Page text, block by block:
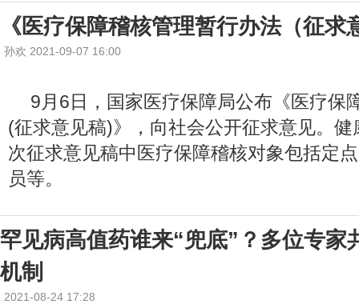
《医疗保障稽核管理暂行办法（征求
孙欢 2021-09-07 16:00
9月6日，国家医疗保障局公布《医疗保
(征求意见稿)》，向社会公开征求意见。
次征求意见稿中医疗保障稽核对象包括定
员等。
罕见病高值药谁来“兜底”？多位专家
机制
2021-08-24 17:28